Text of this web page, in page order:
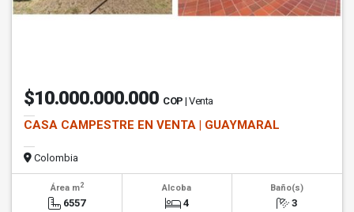
$10.000.000.000 COP | Venta
CASA CAMPESTRE EN VENTA | GUAYMARAL
Colombia
Área m2
6557
Alcoba
4
Baño(s)
3